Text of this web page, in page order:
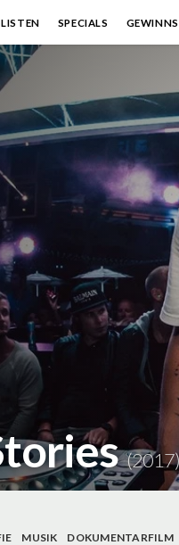
SPECIALS
(2017)
MUSIK
DOKUMENTARFILM